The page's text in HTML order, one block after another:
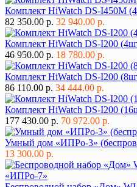
Комплект HiWatch DS-I450M
82 350.00 р. 32 940.00 р.
Комплект HiWatch DS-I200
46 950.00 р. 18 780.00 р.
Комплект HiWatch DS-I200
86 110.00 р. 34 444.00 р.
Комплект HiWatch DS-I200
177 430.00 р. 70 972.00 р.
Умный дом «ИПРо-3»
13 300.00 р.